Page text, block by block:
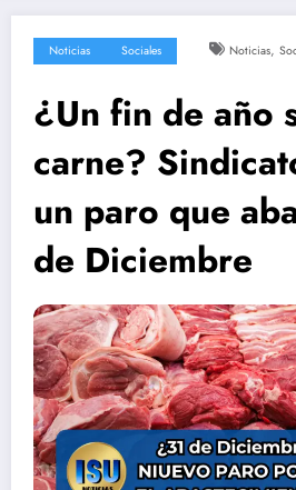
Noticias Sociales Noticias,
¿Un fin de año
carne?
un paro que
de Diciembre